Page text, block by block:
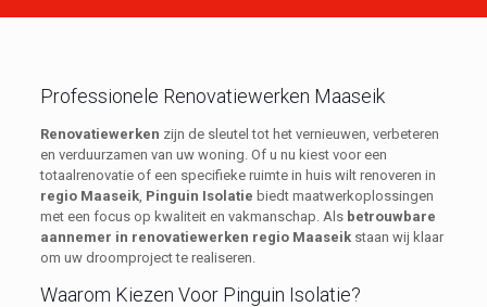
Professionele Renovatiewerken Maaseik
Renovatiewerken zijn de sleutel tot het vernieuwen, verbeteren
en verduurzamen van uw woning. Of u nu kiest voor een
totaalrenovatie of een specifieke ruimte in huis wilt renoveren in
regio Maaseik, Pinguin Isolatie biedt maatwerkoplossingen
met een focus op kwaliteit en vakmanschap. Als betrouwbare
aannemer in renovatiewerken regio Maaseikstaan wij klaar
om uw droomproject te realiseren.
Waarom Kiezen Voor Pinguin Isolatie?